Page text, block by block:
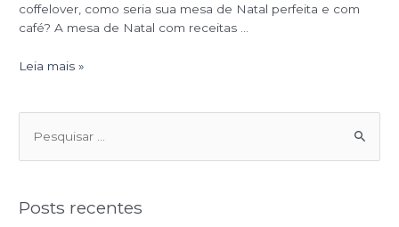
coffelover, como seria sua mesa de Natal perfeita e com
café? A mesa de Natal com receitas …
Leia mais »
e
q
Posts recentes